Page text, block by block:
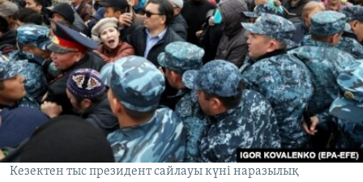
Кезектен тыс президент сайлауы күні наразылық